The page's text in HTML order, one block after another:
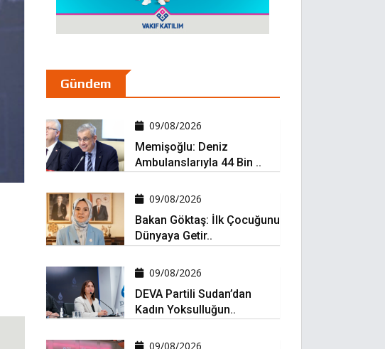
Gündem
09/08/2026
Memişoğlu: Deniz
Ambulanslarıyla 44 Bin ..
09/08/2026
Bakan Göktaş: İlk Çocuğunu
Dünyaya Getir..
09/08/2026
DEVA Partili Sudan’dan
Kadın Yoksulluğun..
09/08/2026